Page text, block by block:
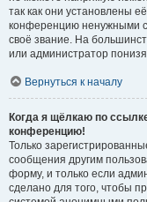
так как они установлены
конференцию ненужными
своё звание. На
или администратор
Вернуться к началу
Когда я щёлкаю по
конференцию!
Только
сообщения другим
форму, и только если
сделано для того, чтобы